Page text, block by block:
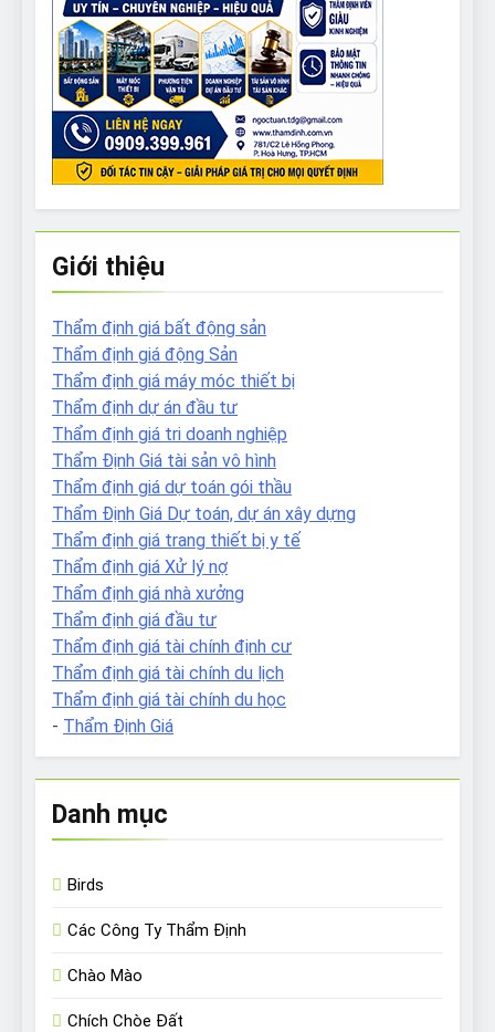
Giới thiệu
Thẩm định giá bất động sản
Thẩm định giá động Sản
Thẩm định giá máy móc thiết bị
Thẩm định dự án đầu tư
Thẩm định giá tri doanh nghiệp
Thẩm Định Giá tài sản vô hình
Thẩm định giá dự toán gói thầu
Thẩm Định Giá Dự toán, dự án xây dựng
Thẩm định giá trang thiết bị y tế
Thẩm định giá Xử lý nợ
Thẩm định giá nhà xưởng
Thẩm định giá đầu tư
Thẩm định giá tài chính định cư
Thẩm định giá tài chính du lịch
Thẩm định giá tài chính du học
- Thẩm Định Giá
Danh mục
Birds
Các Công Ty Thẩm Định
Chào Mào
Chích Chòe Đất